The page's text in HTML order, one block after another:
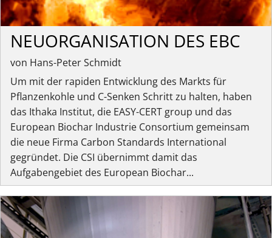
NEUORGANISATION DES EBC
von Hans-Peter Schmidt
Um mit der rapiden Entwicklung des Markts für
Pflanzenkohle und C-Senken Schritt zu halten, haben
das Ithaka Institut, die EASY-CERT group und das
European Biochar Industrie Consortium gemeinsam
die neue Firma Carbon Standards International
gegründet. Die CSI übernimmt damit das
Aufgabengebiet des European Biochar...